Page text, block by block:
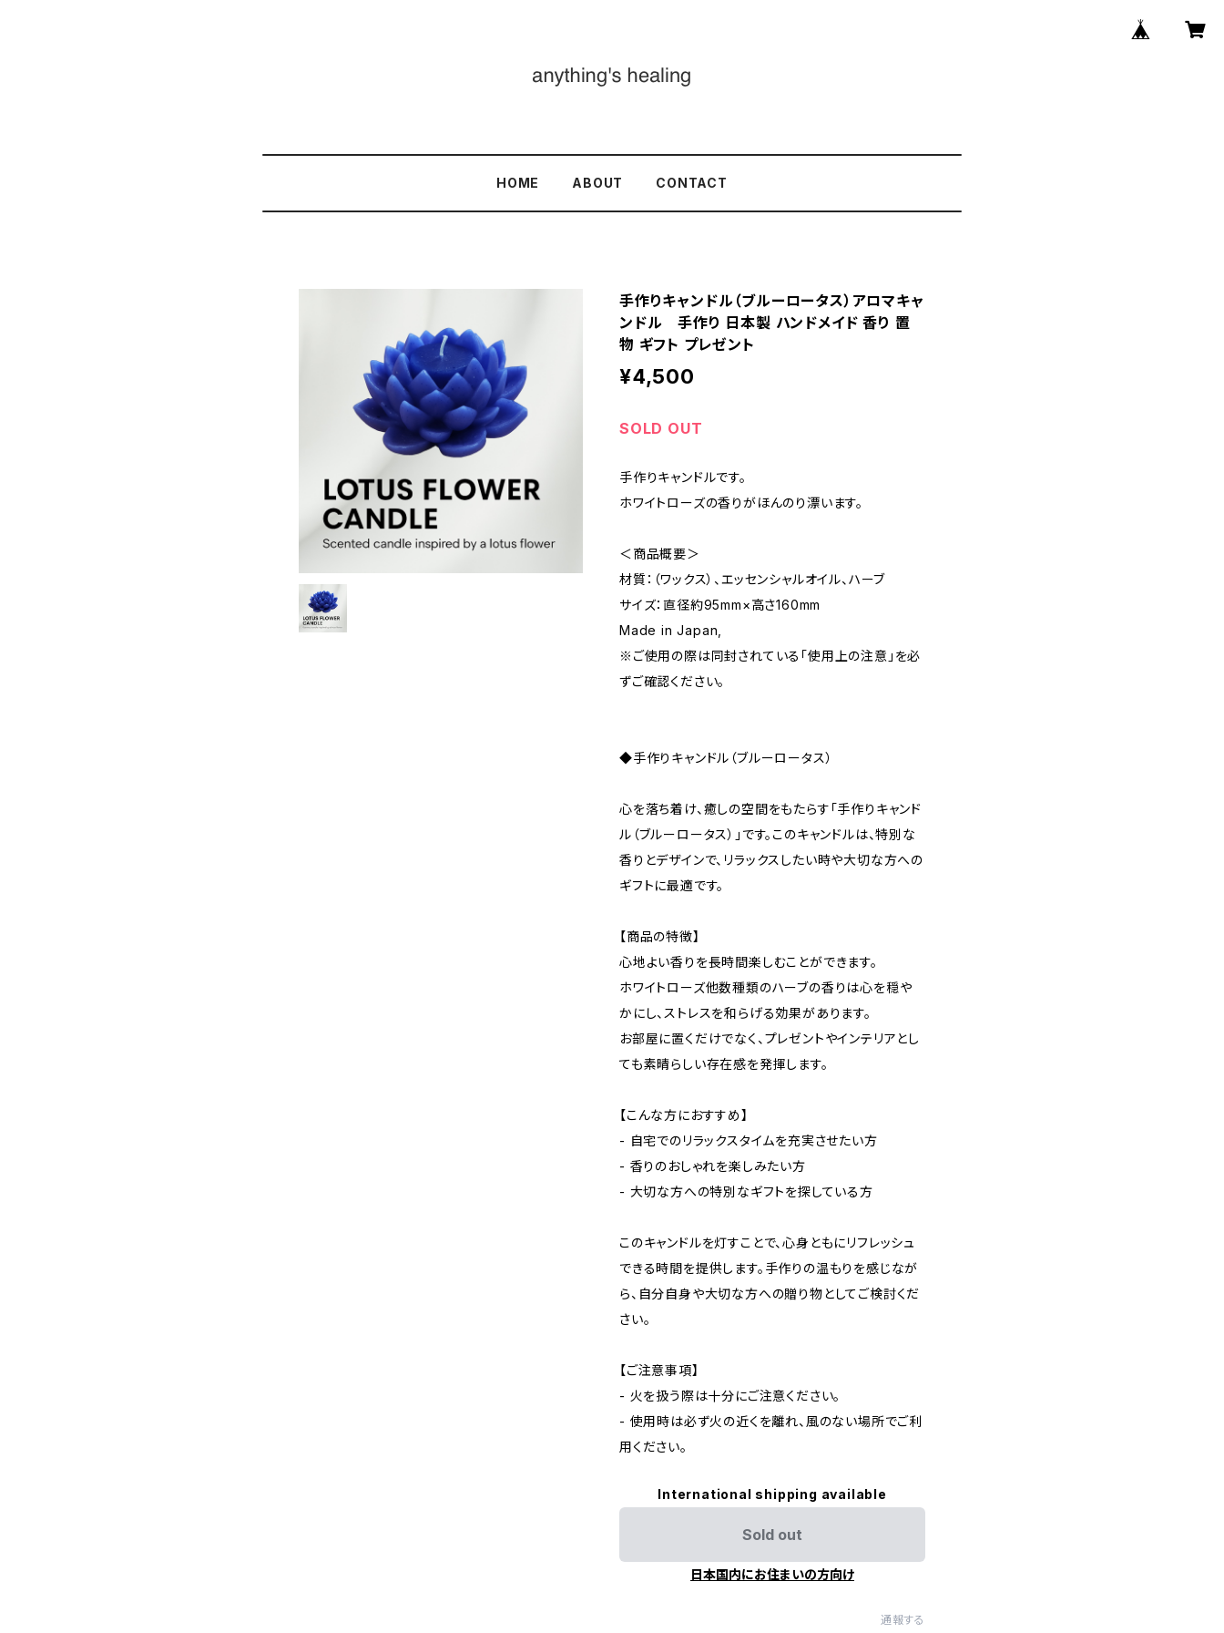
HOME ABOUT CONTACT
手作りキャンドル（ブルーロータス）アロマキャ
ンドル 手作り 日本製 ハンドメイド 香り 置
物 ギフト プレゼント
¥4,500
SOLD OUT
手作りキャンドルです。
ホワイトローズの香りがほんのり漂います。
＜商品概要＞
材質：（ワックス）、エッセンシャルオイル、ハーブ
サイズ：直径約95mm×高さ160mm
Made in Japan,
※ご使用の際は同封されている「使用上の注意」を必
ずご確認ください。
◆手作りキャンドル（ブルーロータス）
心を落ち着け、癒しの空間をもたらす「手作りキャンド
ル（ブルーロータス）」です。このキャンドルは、特別な
香りとデザインで、リラックスしたい時や大切な方への
ギフトに最適です。
【商品の特徴】
心地よい香りを長時間楽しむことができます。
ホワイトローズ他数種類のハーブの香りは心を穏や
かにし、ストレスを和らげる効果があります。
お部屋に置くだけでなく、プレゼントやインテリアとし
ても素晴らしい存在感を発揮します。
【こんな方におすすめ】
- 自宅でのリラックスタイムを充実させたい方
- 香りのおしゃれを楽しみたい方
- 大切な方への特別なギフトを探している方
このキャンドルを灯すことで、心身ともにリフレッシュ
できる時間を提供します。手作りの温もりを感じなが
ら、自分自身や大切な方への贈り物としてご検討くだ
さい。
【ご注意事項】
- 火を扱う際は十分にご注意ください。
- 使用時は必ず火の近くを離れ、風のない場所でご利
用ください。
International shipping available
Sold out
日本国内にお住まいの方向け
通報する